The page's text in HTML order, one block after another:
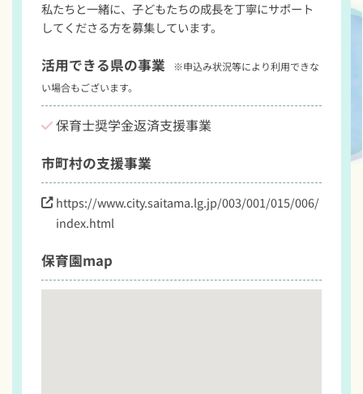
私たちと一緒に、子どもたちの成長を丁寧にサポート
してくださる方を募集しています。
活用できる県の事業
※申込み状況等により利用できな
い場合もございます。
保育士奨学金返済支援事業
市町村の支援事業
https://www.city.saitama.lg.jp/003/001/015/006/
index.html
保育園map